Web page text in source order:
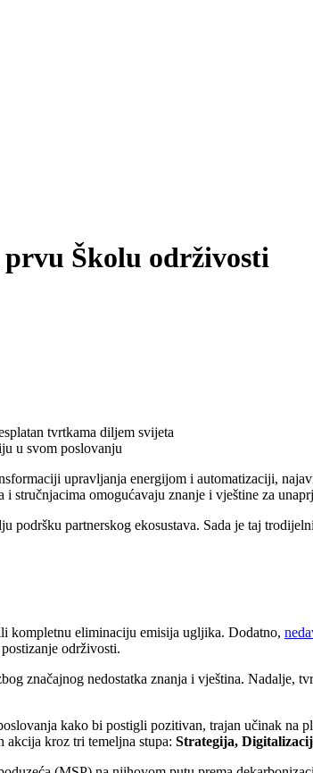
prvu Školu održivosti
tvrtkama diljem svijeta
u svom poslovanju
upravljanja energijom i automatizaciji,
omogućavaju znanje i vještine za
partnerskog ekosustava. Sada je taj
kompletnu eliminaciju emisija ugljika. Dodatno,
održivosti.
značajnog nedostatka znanja i vještina. Nadalje,
kako bi postigli pozitivan, trajan učinak na
akcija kroz tri temeljna stupa: Strategija,